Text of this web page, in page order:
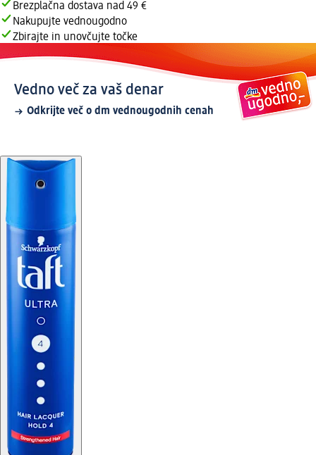
Brezplačna dostava nad 49 €
Nakupujte vednougodno
Zbirajte in unovčujte točke
Vedno več za vaš denar
Odkrijte več o dm vednougodnih cenah